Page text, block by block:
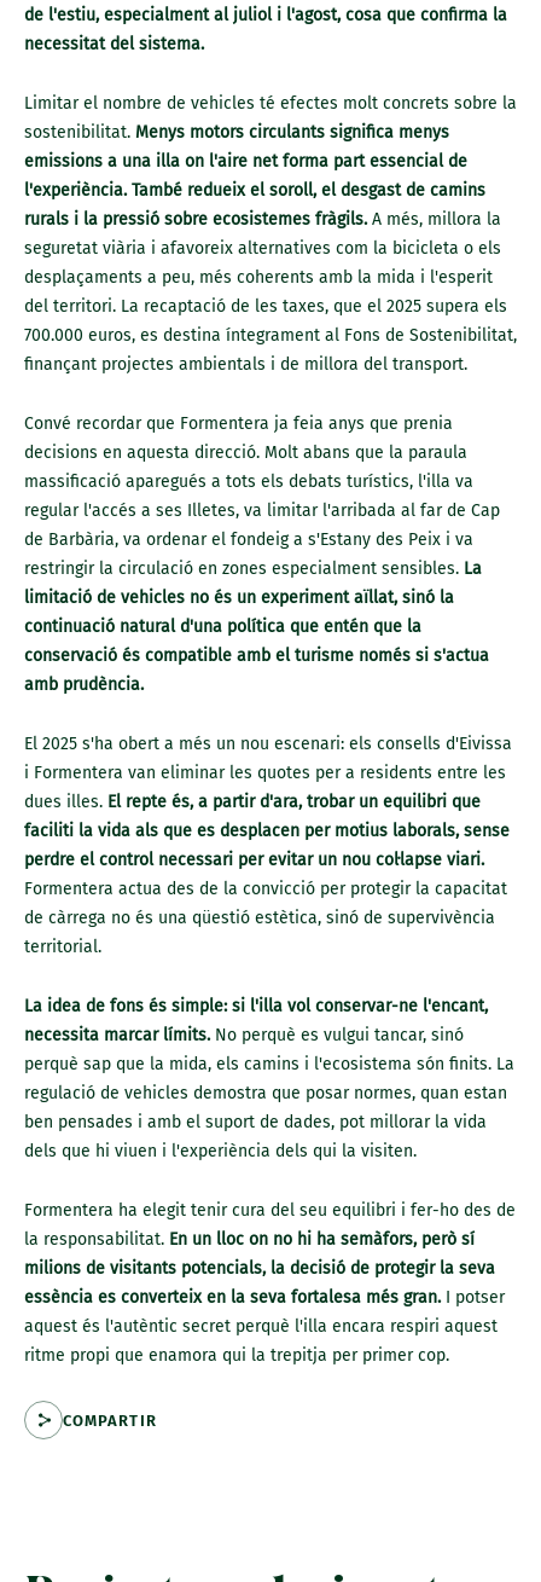
de l'estiu, especialment al juliol i l'agost, cosa que confirma la
necessitat del sistema.
Limitar el nombre de vehicles té efectes molt concrets sobre la
sostenibilitat. Menys motors circulants significa menys
emissions a una illa on l'aire net forma part essencial de
l'experiència. També redueix el soroll, el desgast de camins
rurals i la pressió sobre ecosistemes fràgils.A més, millora la
seguretat viària i afavoreix alternatives com la bicicleta o els
desplaçaments a peu, més coherents amb la mida i l'esperit
del territori. La recaptació de les taxes, que el 2025 supera els
700.000 euros, es destina íntegrament al Fons de Sostenibilitat,
finançant projectes ambientals i de millora del transport.
Convé recordar que Formentera ja feia anys que prenia
decisions en aquesta direcció. Molt abans que la paraula
massificació aparegués a tots els debats turístics, l'illa va
regular l'accés a ses Illetes, va limitar l'arribada al far de Cap
de Barbària, va ordenar el fondeig a s'Estany des Peix i va
restringir la circulació en zones especialment sensibles. La
limitació de vehicles no és un experiment aïllat, sinó la
continuació natural d'una política que entén que la
conservació és compatible amb el turisme només si s'actua
amb prudència.
El 2025 s'ha obert a més un nou escenari: els consells d'Eivissa
i Formentera van eliminar les quotes per a residents entre les
dues illes. El repte és, a partir d'ara, trobar un equilibri que
faciliti la vida als que es desplacen per motius laborals, sense
perdre el control necessari per evitar un nou col·lapse viari.
Formentera actua des de la convicció per protegir la capacitat
de càrrega no és una qüestió estètica, sinó de supervivència
territorial.
La idea de fons és simple: si l'illa vol conservar-ne l'encant,
necessita marcar límits.No perquè es vulgui tancar, sinó
perquè sap que la mida, els camins i l'ecosistema són finits. La
regulació de vehicles demostra que posar normes, quan estan
ben pensades i amb el suport de dades, pot millorar la vida
dels que hi viuen i l'experiència dels qui la visiten.
Formentera ha elegit tenir cura del seu equilibri i fer-ho des de
la responsabilitat. En un lloc on no hi ha semàfors, però sí
milions de visitants potencials, la decisió de protegir la seva
essència es converteix en la seva fortalesa més gran. I potser
aquest és l'autèntic secret perquè l'illa encara respiri aquest
ritme propi que enamora qui la trepitja per primer cop.
COMPARTIR